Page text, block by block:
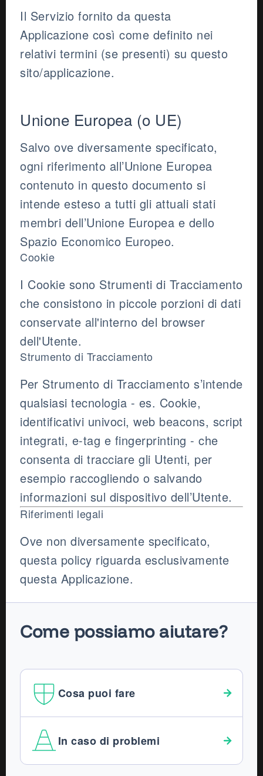
Il Servizio fornito da questa
Applicazione così come definito nei
relativi termini (se presenti) su questo
sito/applicazione.
Unione Europea (o UE)
Salvo ove diversamente specificato,
ogni riferimento all’Unione Europea
contenuto in questo documento si
intende esteso a tutti gli attuali stati
membri dell’Unione Europea e dello
Spazio Economico Europeo.
Cookie
I Cookie sono Strumenti di Tracciamento
che consistono in piccole porzioni di dati
conservate all'interno del browser
dell'Utente.
Strumento di Tracciamento
Per Strumento di Tracciamento s’intende
qualsiasi tecnologia - es. Cookie,
identificativi univoci, web beacons, script
integrati, e-tag e fingerprinting - che
consenta di tracciare gli Utenti, per
esempio raccogliendo o salvando
informazioni sul dispositivo dell’Utente.
Riferimenti legali
Ove non diversamente specificato,
questa policy riguarda esclusivamente
questa Applicazione.
Come possiamo aiutare?
Cosa puoi fare
In caso di problemi